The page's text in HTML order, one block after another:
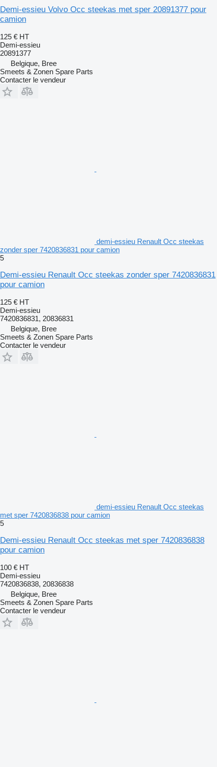
Demi-essieu Volvo Occ steekas met sper 20891377 pour
camion
125 € HT
Demi-essieu
20891377
Belgique, Bree
Smeets & Zonen Spare Parts
Contacter le vendeur
demi-essieu Renault Occ steekas
zonder sper 7420836831 pour camion
5
Demi-essieu Renault Occ steekas zonder sper 7420836831
pour camion
125 € HT
Demi-essieu
7420836831, 20836831
Belgique, Bree
Smeets & Zonen Spare Parts
Contacter le vendeur
demi-essieu Renault Occ steekas
met sper 7420836838 pour camion
5
Demi-essieu Renault Occ steekas met sper 7420836838
pour camion
100 € HT
Demi-essieu
7420836838, 20836838
Belgique, Bree
Smeets & Zonen Spare Parts
Contacter le vendeur